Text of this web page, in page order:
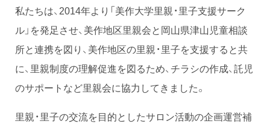
私たちは、2014年より「美作大学里親・里子支援サーク
ル」を発足させ、美作地区里親会と岡山県津山児童相談
所と連携を図り、美作地区の里親・里子を支援すると共
に、里親制度の理解促進を図るため、チラシの作成、託児
のサポートなど里親会に協力してきました。
里親・里子の交流を目的としたサロン活動の企画運営補